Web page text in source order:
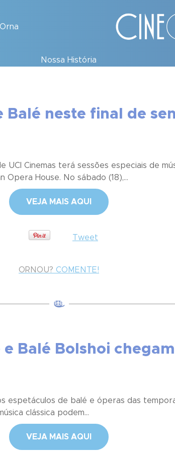
Nossa História
Balé neste final de
Cinemas terá sessões especiais de
House. No sábado (18),...
VEJA MAIS AQUI
Tweet
ORNOU? COMENTE!
Balé Bolshoi chegam
espetáculos de balé e óperas das
clássica podem...
VEJA MAIS AQUI